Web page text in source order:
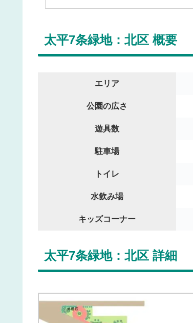
太平7条緑地：北区 概要
エリア
公園の広さ
遊具数
駐車場
トイレ
水飲み場
キッズコーナー
太平7条緑地：北区 詳細